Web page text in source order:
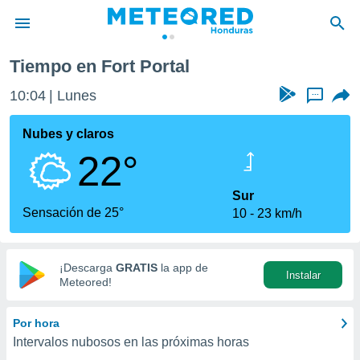
de
ha sido
calidad.
a este
las
y
digital
basada
Tiempo en Fort Portal
10:04 Lunes ...
Nubes y claros
22°
Sensación de 25°
Sur
10
23 km/h
¡Descarga GRATIS la app de
Meteored!
Instalar
Por hora
Intervalos nubosos en las próximas horas